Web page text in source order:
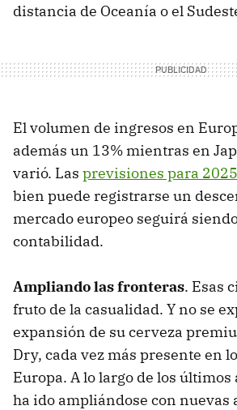
distancia de Oceanía o el
El volumen de ingresos en
además un 13% mientras en
varió. Las previsiones para 2025
bien puede registrarse un
mercado europeo seguirá
contabilidad.
Ampliando las fronteras. Esas
fruto de la casualidad. Y no se
expansión de su cerveza
Dry, cada vez más presente en
Europa. A lo largo de los
ha ido ampliándose con nuevas